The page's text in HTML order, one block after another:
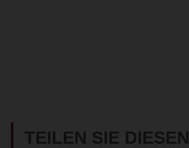
TEILEN SIE DIESEN